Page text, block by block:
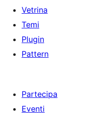
Vetrina
Temi
Plugin
Pattern
Partecipa
Eventi